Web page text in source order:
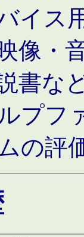
イス
像・
書な
プフ
の評